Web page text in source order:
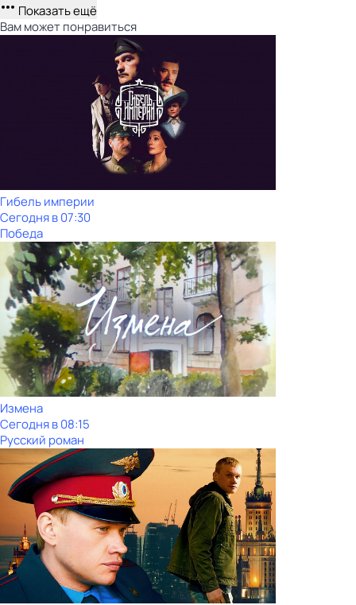
Показать ещё
Вам может понравиться
Гибель империи
Сегодня в 07:30
Победа
Измена
Сегодня в 08:15
Русский роман